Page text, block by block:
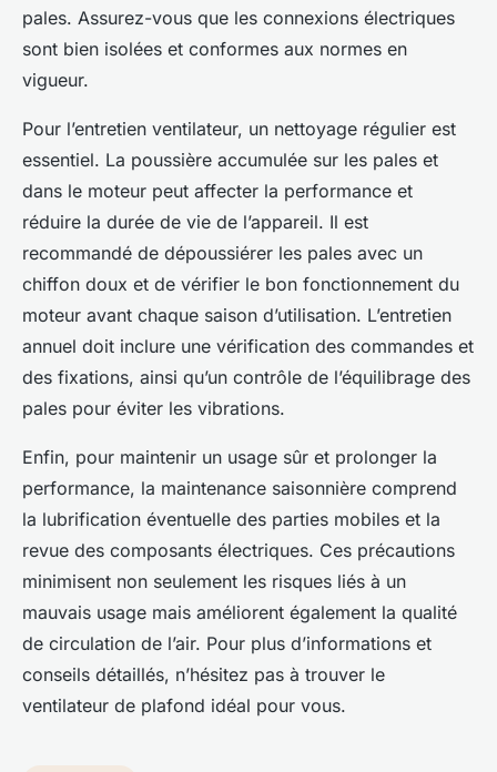
pales. Assurez-vous que les connexions électriques
sont bien isolées et conformes aux normes en
vigueur.
Pour l’entretien ventilateur, un nettoyage régulier est
essentiel. La poussière accumulée sur les pales et
dans le moteur peut affecter la performance et
réduire la durée de vie de l’appareil. Il est
recommandé de dépoussiérer les pales avec un
chiffon doux et de vérifier le bon fonctionnement du
moteur avant chaque saison d’utilisation. L’entretien
annuel doit inclure une vérification des commandes et
des fixations, ainsi qu’un contrôle de l’équilibrage des
pales pour éviter les vibrations.
Enfin, pour maintenir un usage sûr et prolonger la
performance, la maintenance saisonnière comprend
la lubrification éventuelle des parties mobiles et la
revue des composants électriques. Ces précautions
minimisent non seulement les risques liés à un
mauvais usage mais améliorent également la qualité
de circulation de l’air. Pour plus d’informations et
conseils détaillés, n’hésitez pas à trouver le
ventilateur de plafond idéal pour vous.